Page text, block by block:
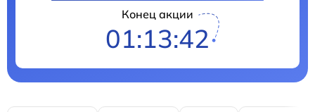
Конец акции
01:13:41